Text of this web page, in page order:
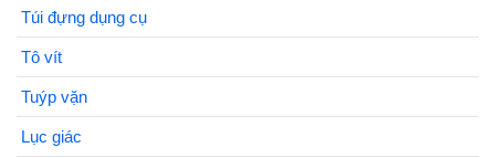
Túi đựng dụng cụ
Tô vít
Tuýp vặn
Lục giác